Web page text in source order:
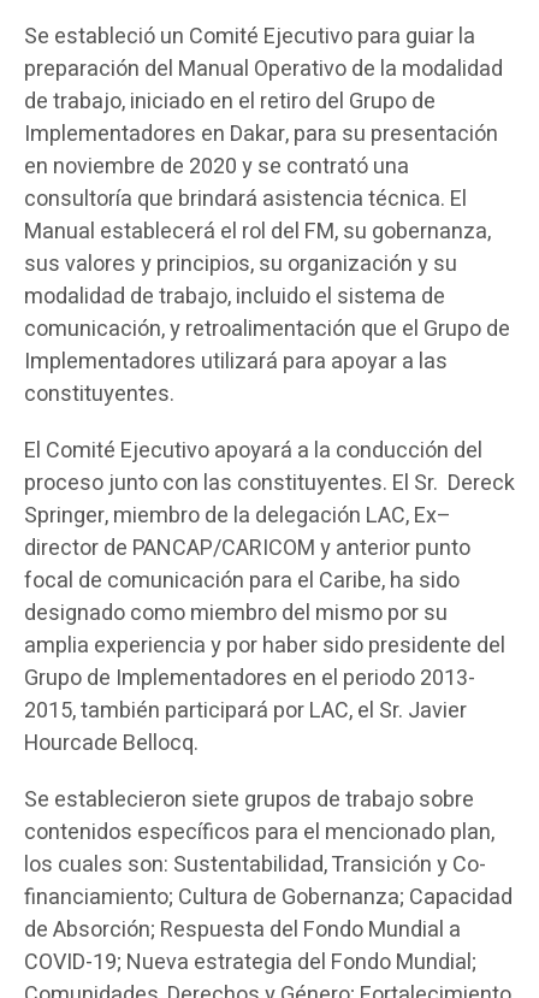
Se estableció un Comité Ejecutivo para guiar la
preparación del Manual Operativo de la modalidad
de trabajo, iniciado en el retiro del Grupo de
Implementadores en Dakar, para su presentación
en noviembre de 2020 y se contrató una
consultoría que brindará asistencia técnica. El
Manual establecerá el rol del FM, su gobernanza,
sus valores y principios, su organización y su
modalidad de trabajo, incluido el sistema de
comunicación, y retroalimentación que el Grupo de
Implementadores utilizará para apoyar a las
constituyentes.
El Comité Ejecutivo apoyará a la conducción del
proceso junto con las constituyentes. El Sr. Dereck
Springer, miembro de la delegación LAC, Ex–
director de PANCAP/CARICOM y anterior punto
focal de comunicación para el Caribe, ha sido
designado como miembro del mismo por su
amplia experiencia y por haber sido presidente del
Grupo de Implementadores en el periodo 2013-
2015, también participará por LAC, el Sr. Javier
Hourcade Bellocq.
Se establecieron siete grupos de trabajo sobre
contenidos específicos para el mencionado plan,
los cuales son: Sustentabilidad, Transición y Co-
financiamiento; Cultura de Gobernanza; Capacidad
de Absorción; Respuesta del Fondo Mundial a
COVID-19; Nueva estrategia del Fondo Mundial;